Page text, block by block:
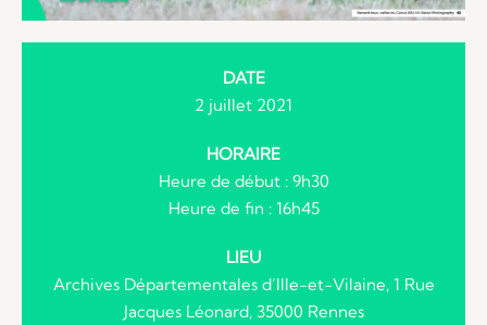
DATE
2 juillet 2021
HORAIRE
Heure de début : 9h30
Heure de fin : 16h45
LIEU
Archives Départementales d’Ille-et-Vilaine, 1 Rue
Jacques Léonard, 35000 Rennes